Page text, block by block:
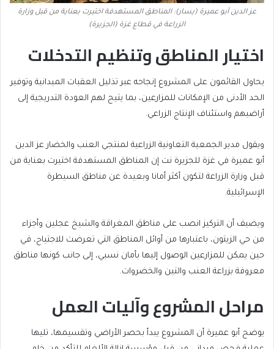
عز الدين أبو عميرة (يسار): المناطق المستهدفة اختيرت بعناية من قبل وزارة
الزراعة في قطاع غزة (الجزيرة)
اختيار المناطق وتنظيم التدخلات
يحاول القائمون على المشروع إنجاحه عبر تذليل العقبات الميدانية وتوفير
الحد الأدنى من الإمكانات للمزارعين، بما يتيح لهم العودة التدريجية إلى
أراضيهم واستئناف الإنتاج الزراعي.
ويقول مدير الجمعية التعاونية الزراعية لمنتجي العنب والخضار عز الدين
أبو عميرة في غزة للجزيرة نت إن المناطق المستهدفة اختيرت بعناية من
قبل وزارة الزراعة لتكون أكثر أمانا وبعيدة عن مناطق السيطرة
الإسرائيلية.
ويضيف أن التركيز انصب على مناطق المغراقة والشيخ عجلين وأجزاء
من حي الزيتون، باعتبارها من أوائل المناطق التي تعرضت للاجتياح، في
حين يمكن للمزارعين الوصول إليها بأمان نسبي، إلى جانب كونها مناطق
معروفة بزراعة العنب والتين والخضروات.
مراحل المشروع وآليات العمل
يوضح أبو عميرة أن المشروع يبدأ بحصر الأراضي وتقسيمها، تليها